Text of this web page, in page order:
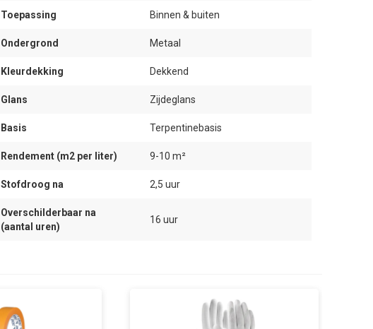
Toepassing Binnen & buiten
Ondergrond Metaal
Kleurdekking Dekkend
Glans Zijdeglans
Basis Terpentinebasis
Rendement (m2 per liter) 9-10 m²
Stofdroog na 2,5 uur
Overschilderbaar na
(aantal uren)
16 uur